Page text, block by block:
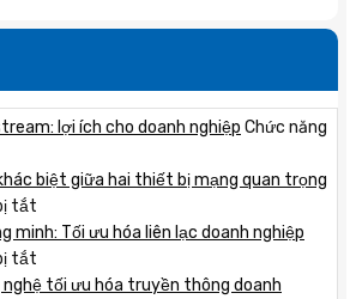
lợi ích cho doanh nghiệp Chức năng
biệt giữa hai thiết bị mạng quan trọng
tắt
Bridge
Router:
minh: Tối ưu hóa liên lạc doanh nghiệp
tắt
Lắp
nghệ tối ưu hóa truyền thông doanh